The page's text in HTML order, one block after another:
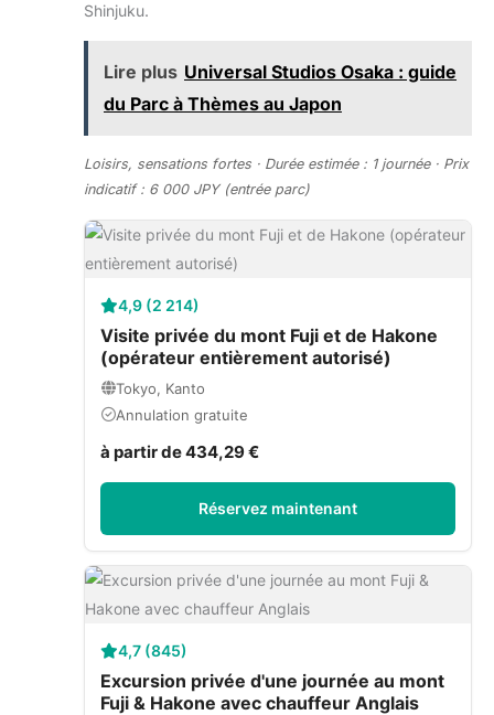
Shinjuku.
Lire plus Universal Studios Osaka : guide
du Parc à Thèmes au Japon
Loisirs, sensations fortes · Durée estimée : 1 journée · Prix
indicatif : 6 000 JPY (entrée parc)
4,9 (2 214)
Visite privée du mont Fuji et de Hakone
(opérateur entièrement autorisé)
Tokyo, Kanto
Annulation gratuite
à partir de 434,29 €
Réservez maintenant
4,7 (845)
Excursion privée d'une journée au mont
Fuji & Hakone avec chauffeur Anglais